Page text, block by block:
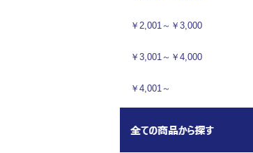
￥2,001～￥3,000
￥3,001～￥4,000
￥4,001～